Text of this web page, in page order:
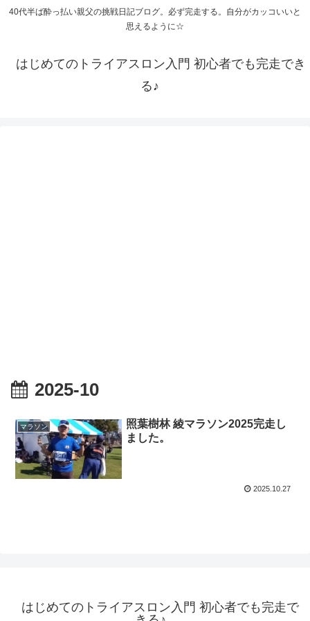
40代半ば酔っ払い親父の挑戦日記ブログ。必ず完走する。自分がカッコいいと
思えるように☆
はじめてのトライアスロン入門 初心者でも完走でき
る♪
2025-10
マラソン
照葉樹林 綾マラソン2025完走し
ました。
2025.10.27
はじめてのトライアスロン入門 初心者でも完走で